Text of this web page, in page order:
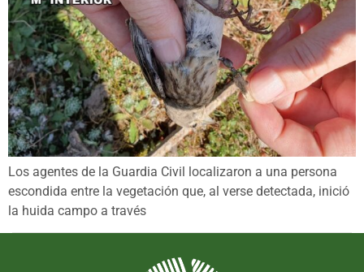
Los agentes de la Guardia Civil localizaron a una persona
escondida entre la vegetación que, al verse detectada, inició
la huida campo a través